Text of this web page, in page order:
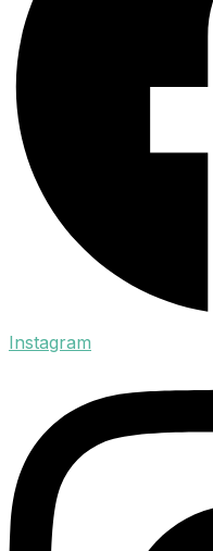
Instagram